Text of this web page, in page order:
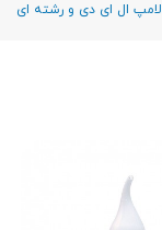
لامپ ال ای دی و رشته ای